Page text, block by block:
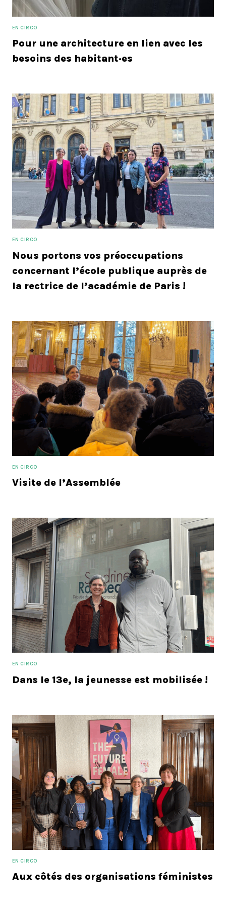
EN CIRCO
Pour une architecture en lien avec les
besoins des habitant·es
EN CIRCO
Nous portons vos préoccupations
concernant l’école publique auprès de
la rectrice de l’académie de Paris !
EN CIRCO
Visite de l’Assemblée
EN CIRCO
Dans le 13e, la jeunesse est mobilisée !
EN CIRCO
Aux côtés des organisations féministes